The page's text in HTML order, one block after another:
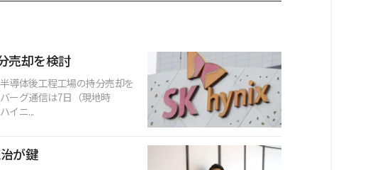
売却を検討
導体後工程工場の持分売却を
ーグ通信は7日（現地時
イニ...
が鍵